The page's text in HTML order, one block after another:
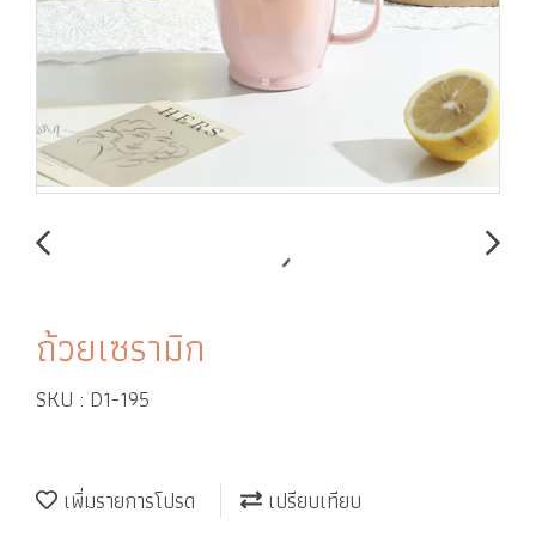
ถ้วยเซรามิก
SKU : D1-195
เพิ่มรายการโปรด
เปรียบเทียบ